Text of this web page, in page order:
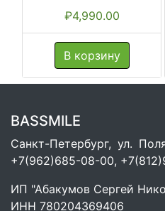
₽4,990.00
В корзину
BASSMILE
Санкт-Петербург, ул.
+7(962)685-08-00,
ИП "Абакумов Сергей
ИНН 780204369406